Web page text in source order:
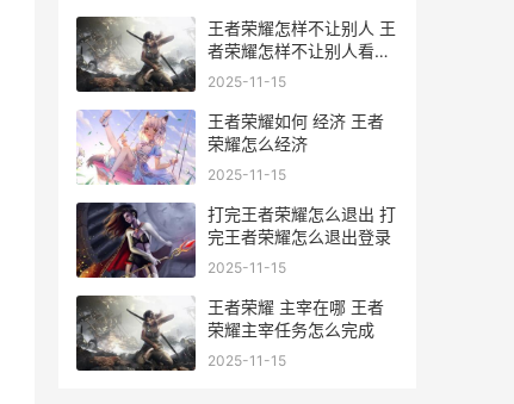
王者荣耀怎样不让别人 王
者荣耀怎样不让别人看到
亲密关系
2025-11-15
王者荣耀如何 经济 王者
荣耀怎么经济
2025-11-15
打完王者荣耀怎么退出 打
完王者荣耀怎么退出登录
2025-11-15
王者荣耀 主宰在哪 王者
荣耀主宰任务怎么完成
2025-11-15